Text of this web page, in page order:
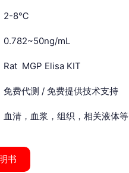
2-8℃
0.782~50ng/mL
Rat MGP Elisa KIT
免费代测 / 免费提供技术支持
血清，血浆，组织，相关液体等
书